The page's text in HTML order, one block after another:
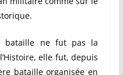
ne fut pas la
elle fut, depuis
bataille organisée en